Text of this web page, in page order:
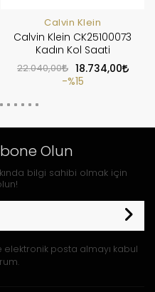
Calvin Klein
Calvin Klein CK25100073
Kadın Kol Saati
22.040,00
18.734,00
%15
Olun
bilgi sahibi olmak için
elektronik posta almayı kabul